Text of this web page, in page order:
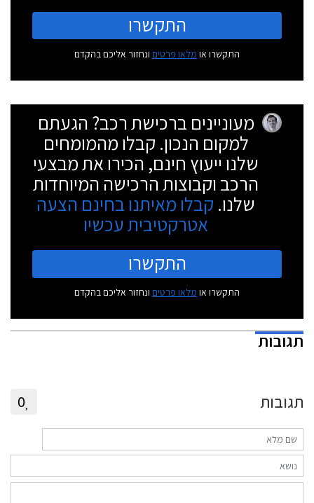
התקשרו
התקשרו או מלאו פרטים ונחזור אליכם בהקדם
מעוניינים ברכישת רכב? הגעתם
למקום הנכון. קבלו מהמומחים
שלנו ייעוץ חינם, הכירו את מבצעי
הרכב וקבוצות הרכישה המיוחדות
שלנו. קבלו מאיתנו בחינם הצעה
אטרקטיבית עכשיו
התקשרו
התקשרו או מלאו פרטים ונחזור אליכם בהקדם
תגובות
תגובות 0